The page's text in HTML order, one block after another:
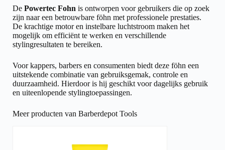
De Powertec Fohn is ontworpen voor gebruikers die op zoek
zijn naar een betrouwbare föhn met professionele prestaties.
De krachtige motor en instelbare luchtstroom maken het
mogelijk om efficiënt te werken en verschillende
stylingresultaten te bereiken.
Voor kappers, barbers en consumenten biedt deze föhn een
uitstekende combinatie van gebruiksgemak, controle en
duurzaamheid. Hierdoor is hij geschikt voor dagelijks gebruik
en uiteenlopende stylingtoepassingen.
Meer producten van Barberdepot Tools